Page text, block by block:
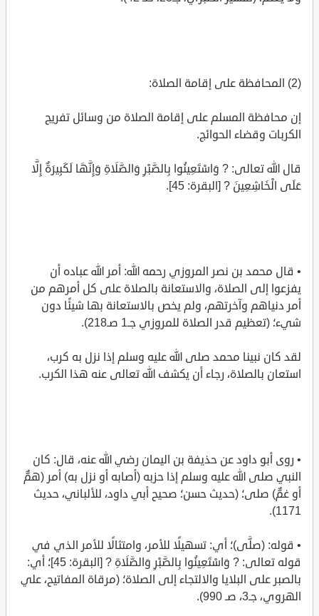
(2) المحافظة على إقامة الصلاة:
إن محافظة المسلم على إقامة الصلاة من وسائل تفريج
الكربات وقضاء الحوائج.
قال الله تعالى: ? وَاسْتَعِينُوا بِالصَّبْرِ وَالصَّلَاةِ وَإِنَّهَا لَكَبِيرَةٌ إِلَّا
عَلَى الْخَاشِعِينَ ? [البقرة: 45].
• قال محمد بن نصر المروزي رحمه الله: أمر الله عباده أن
يفزعوا إلى الصلاة، والاستعانة بالصلاة على كل أمرهم من
أمر دنياهم وآخرتهم، ولم يخص بالاستعانة بها شيئًا دون
شيء؛ (تعظيم قدر الصلاة للمروزي جـ1 صـ218).
لقد كان نبينا محمد صلى الله عليه وسلم إذا نزل به كرب،
استعان بالصلاة، رجاء أن يكشف الله تعالى عنه هذا الكرب.
• روى أبو داود عن حذيفة بن اليمان رضي الله عنه، قال: كان
النبي صلى الله عليه وسلم إذا حزبه (أصابه أو نزل به) أمر (همٌّ
أو غمٌّ) صلى؛ (حديث حسن؛ صحيح أبي داود، للألباني، حديث
1171).
• قوله: (صلَّى)؛ أي: تسهيلًا للأمر، وامتثالًا للأمر الذي في
قوله تعالى: ? وَاسْتَعِينُوا بِالصَّبْرِ وَالصَّلَاةِ ? [البقرة: 45]؛ أي:
بالصبر على البلايا والالتجاء إلى الصلاة؛ (مرقاة المفاتيح، علي
الهروي، جـ3، صـ 990).